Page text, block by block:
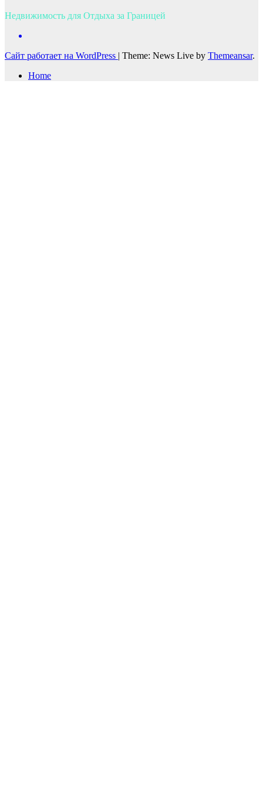
Недвижимость для Отдыха за Границей
Сайт работает на WordPress | Theme: News Live by Themeansar.
Home